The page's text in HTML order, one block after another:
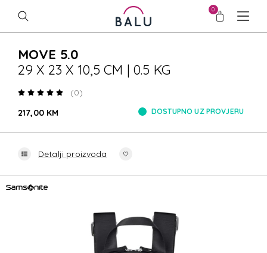
0
MOVE 5.0
29 X 23 X 10,5 CM | 0.5 KG
(0)
217,00 KM
DOSTUPNO UZ PROVJERU
Detalji proizvoda